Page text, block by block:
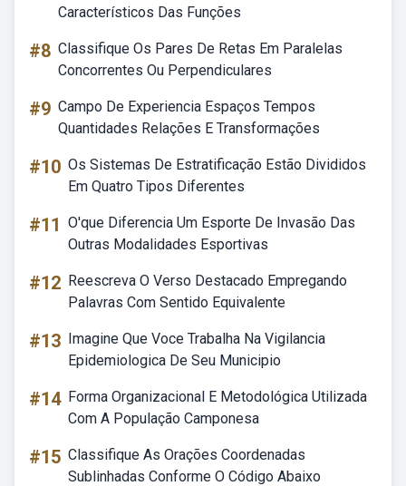
Característicos Das Funções
#8 Classifique Os Pares De Retas Em Paralelas
Concorrentes Ou Perpendiculares
#9 Campo De Experiencia Espaços Tempos
Quantidades Relações E Transformações
#10 Os Sistemas De Estratificação Estão Divididos
Em Quatro Tipos Diferentes
#11 O'que Diferencia Um Esporte De Invasão Das
Outras Modalidades Esportivas
#12 Reescreva O Verso Destacado Empregando
Palavras Com Sentido Equivalente
#13 Imagine Que Voce Trabalha Na Vigilancia
Epidemiologica De Seu Municipio
#14 Forma Organizacional E Metodológica Utilizada
Com A População Camponesa
#15 Classifique As Orações Coordenadas
Sublinhadas Conforme O Código Abaixo